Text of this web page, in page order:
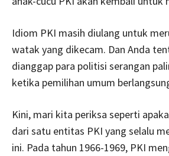
Idiom PKI masih diulang untuk
watak yang dikecam. Dan Anda
dianggap para politisi serangan
ketika pemilihan umum
Kini, mari kita periksa seperti
dari satu entitas PKI yang selalu
ini. Pada tahun 1966-1969, PKI